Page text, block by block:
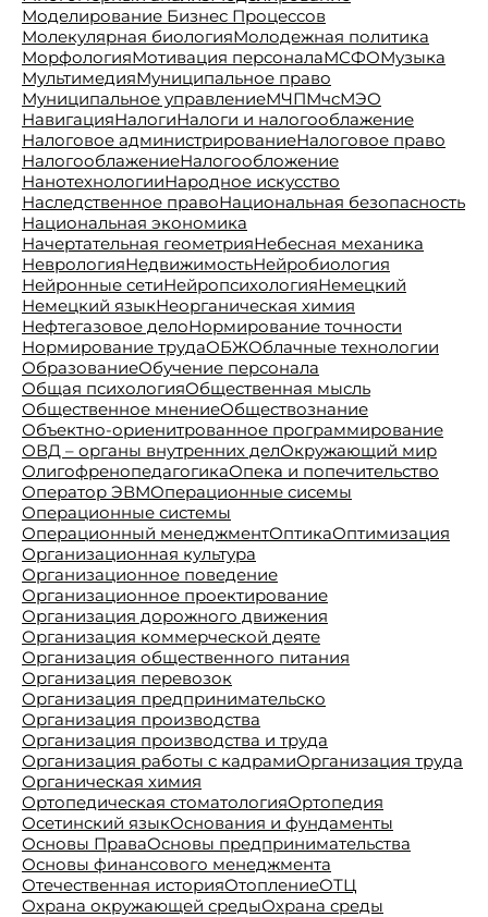
Моделирование Бизнес Процессов
Молекулярная биологияМолодежная политика
МорфологияМотивация персоналаМСФОМузыка
МультимедияМуниципальное право
Муниципальное управлениеМЧПМчсМЭО
НавигацияНалогиНалоги и налогооблажение
Налоговое администрированиеНалоговое право
НалогооблажениеНалогообложение
НанотехнологииНародное искусство
Наследственное правоНациональная безопасность
Национальная экономика
Начертательная геометрияНебесная механика
НеврологияНедвижимостьНейробиология
Нейронные сетиНейропсихологияНемецкий
Немецкий языкНеорганическая химия
Нефтегазовое делоНормирование точности
Нормирование трудаОБЖОблачные технологии
ОбразованиеОбучение персонала
Общая психологияОбщественная мысль
Общественное мнениеОбществознание
Объектно-ориенитрованное программирование
ОВД – органы внутренних делОкружающий мир
ОлигофренопедагогикаОпека и попечительство
Оператор ЭВМОперационные сисемы
Операционные системы
Операционный менеджментОптикаОптимизация
Организационная культура
Организационное поведение
Организационное проектирование
Организация дорожного движения
Организация коммерческой деяте
Организация общественного питания
Организация перевозок
Организация предпринимательско
Организация производства
Организация производства и труда
Организация работы с кадрамиОрганизация труда
Органическая химия
Ортопедическая стоматологияОртопедия
Осетинский языкОснования и фундаменты
Основы ПраваОсновы предпринимательства
Основы финансового менеджмента
Отечественная историяОтоплениеОТЦ
Охрана окружающей средыОхрана среды